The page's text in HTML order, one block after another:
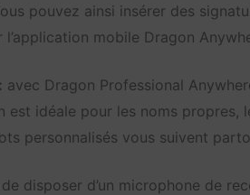
pouvez ainsi insérer des
mobile Dragon
avec Dragon Professional
idéale pour les noms propres,
personnalisés vous suivent
disposer d’un microphone de